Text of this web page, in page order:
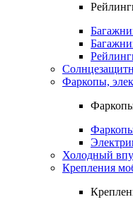
Фаркопы,
Холодный
Крепления